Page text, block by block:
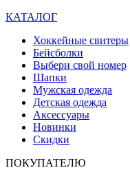
КАТАЛОГ
Хоккейные свитеры
Бейсболки
Выбери свой номер
Шапки
Мужская одежда
Детская одежда
Аксессуары
Новинки
Скидки
ПОКУПАТЕЛЮ